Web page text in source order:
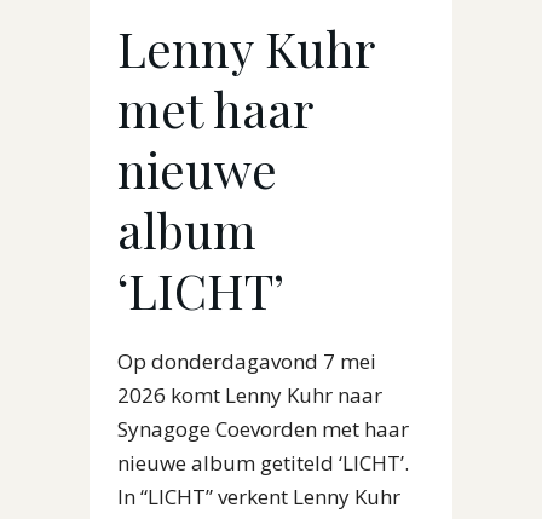
Lenny Kuhr
met haar
nieuwe
album
‘LICHT’
Op donderdagavond 7 mei
2026 komt Lenny Kuhr naar
Synagoge Coevorden met haar
nieuwe album getiteld ‘LICHT’.
In “LICHT” verkent Lenny Kuhr